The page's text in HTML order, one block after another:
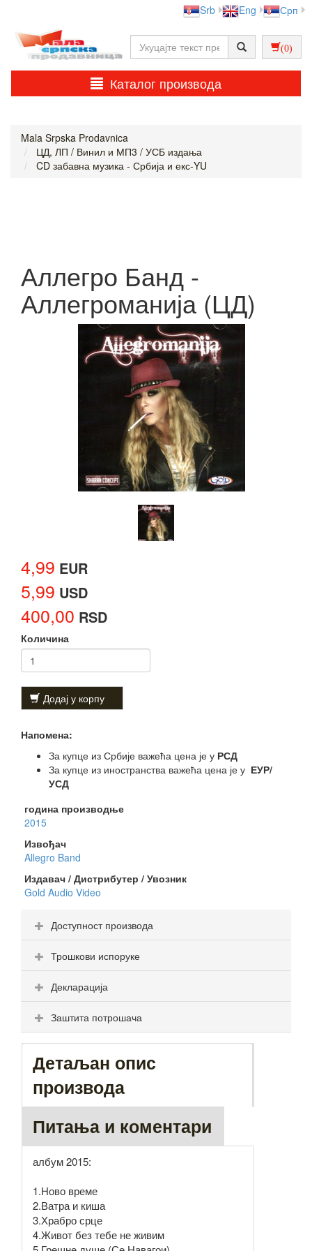
Srb Eng Срп
(0)
Каталог производа
Mala Srpska Prodavnica
ЦД, ЛП / Винил и МП3 / УСБ издања
CD забавна музика - Србија и екс-YU
Аллегро Банд -
Аллегроманија (ЦД)
4,99 EUR
5,99 USD
400,00 RSD
Количина
Додај у корпу
Напомена:
За купце из Србије важећа цена је у РСД
За купце из иностранства важећа цена је у ЕУР/
УСД
година производње
2015
Извођач
Allegro Band
Издавач / Дистрибутер / Увозник
Gold Audio Video
Доступност производа
Трошкови испоруке
Декларација
Заштита потрошача
Детаљан опис
производа
Питања и коментари
албум 2015:
1.Ново време
2.Ватра и киша
3.Храбро срце
4.Живот без тебе не живим